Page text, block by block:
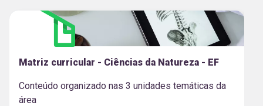
Matriz curricular - Ciências da Natureza - EF
Conteúdo organizado nas 3 unidades temáticas da
área